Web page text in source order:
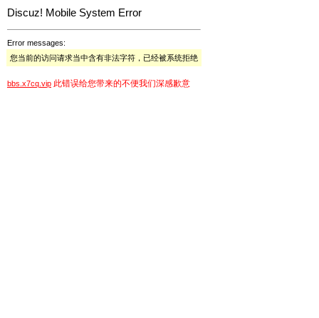
Discuz! Mobile System Error
Error messages:
您当前的访问请求当中含有非法字符，已经被系统拒绝
bbs.x7cq.vip 此错误给您带来的不便我们深感歉意